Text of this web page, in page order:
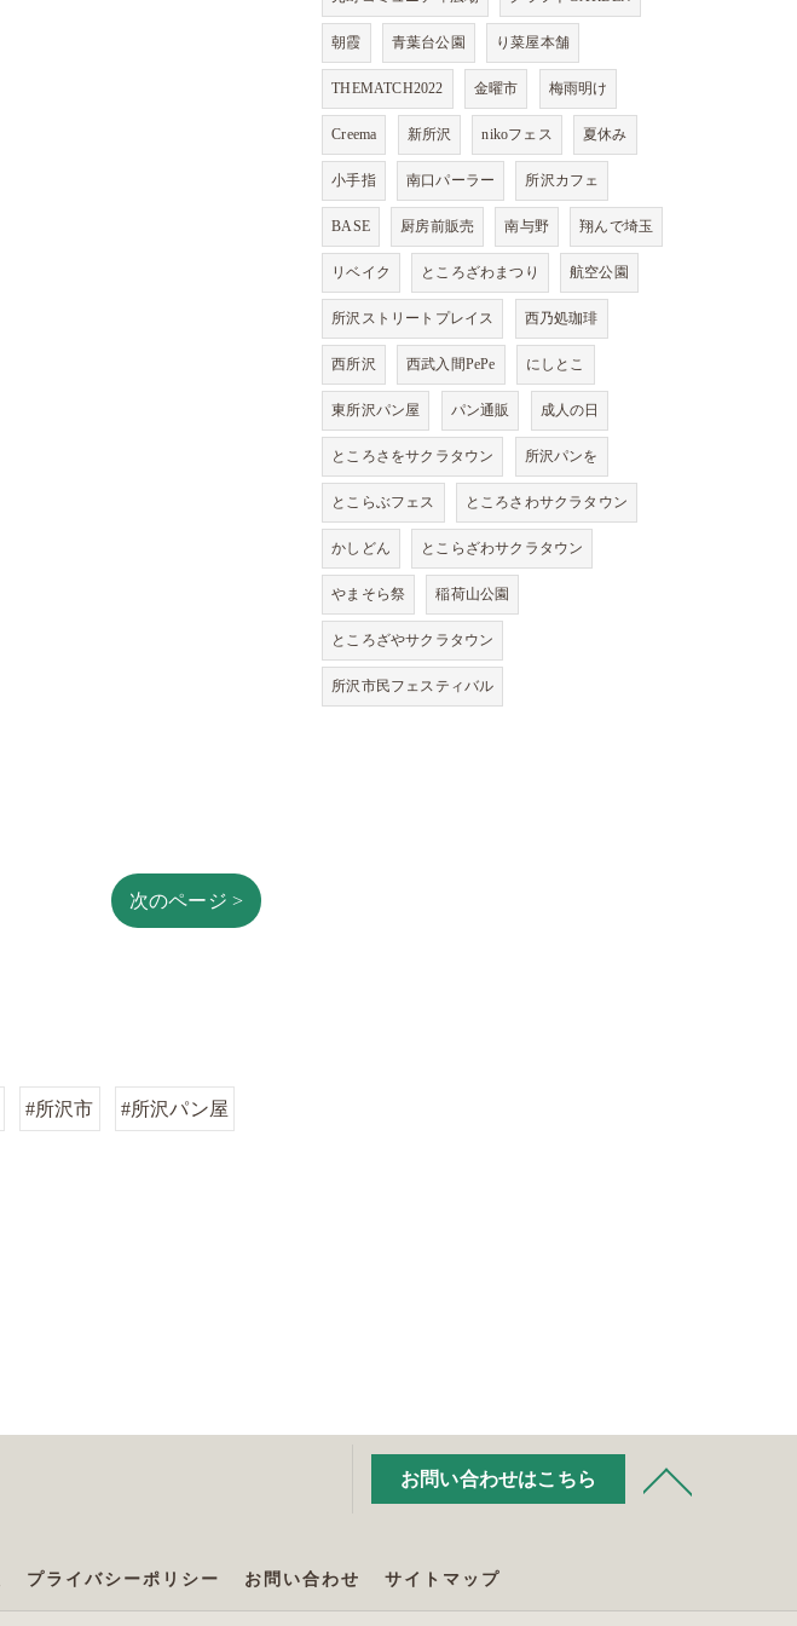
次のページ >
#所沢市 #所沢パン屋
朝霞 青葉台公園 り菜屋本舗
THEMATCH2022 金曜市 梅雨明け
Creema 新所沢 nikoフェス 夏休み
小手指 南口パーラー 所沢カフェ
BASE 厨房前販売 南与野 翔んで埼玉
リベイク ところざわまつり 航空公園
所沢ストリートプレイス 西乃処珈琲
西所沢 西武入間PePe にしとこ
東所沢パン屋 パン通販 成人の日
ところさをサクラタウン 所沢パンを
とこらぶフェス ところさわサクラタウン
かしどん とこらざわサクラタウン
やまそら祭 稲荷山公園
ところざやサクラタウン
所沢市民フェスティバル
お問い合わせはこちら
プライバシーポリシー お問い合わせ サイトマップ